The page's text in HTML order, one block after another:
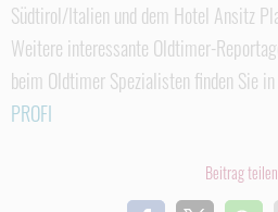
Südtirol/Italien und dem Hotel Ansitz
Weitere interessante Oldtimer-
beim Oldtimer Spezialisten finden Sie
PROFI
Beitrag